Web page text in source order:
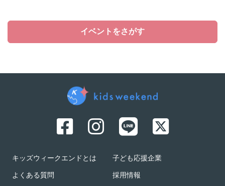
イベントをさがす
キッズウィークエンドとは
よくある質問
子ども応援企業
採用情報